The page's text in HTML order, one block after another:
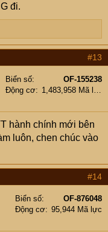
đi.
#13
Biển số
OF-155238
Động cơ
hành chính mới bên
luôn, chen chúc vào
#14
Biển số
OF-876048
Động cơ
95,944 Mã lực